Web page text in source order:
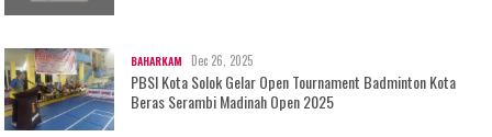
BAHARKAM Dec 26, 2025
PBSI Kota Solok Gelar Open Tournament Badminton Kota
Beras Serambi Madinah Open 2025